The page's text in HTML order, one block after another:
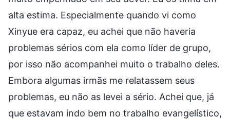
alta estima. Especialmente quando vi como
Xinyue era capaz, eu achei que não haveria
problemas sérios com ela como líder de grupo,
por isso não acompanhei muito o trabalho deles.
Embora algumas irmãs me relatassem seus
problemas, eu não as levei a sério. Achei que, já
que estavam indo bem no trabalho evangelístico,